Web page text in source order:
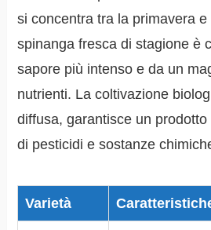
si concentra tra la primavera
spinanga fresca di stagione è
sapore più intenso e da un
nutrienti. La coltivazione
diffusa, garantisce un
di pesticidi e sostanze
Varietà